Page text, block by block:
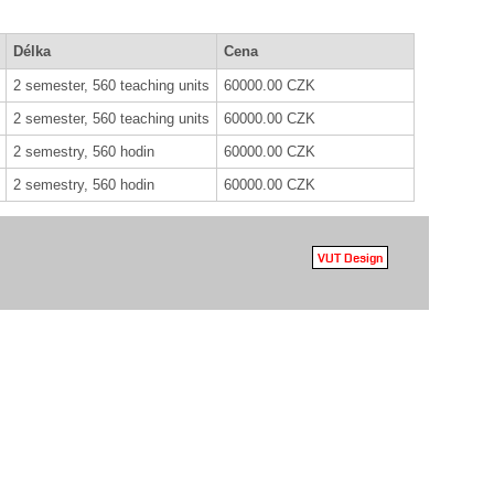
Délka Cena
2 semester, 560 teaching units
60000.00 CZK
2 semester, 560 teaching units
60000.00 CZK
2 semestry, 560 hodin
60000.00 CZK
2 semestry, 560 hodin 60000.00 CZK
VUT Design